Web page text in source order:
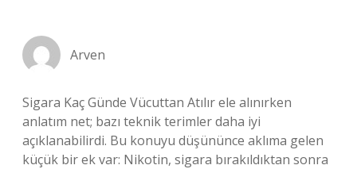
Arven
Sigara Kaç Günde Vücuttan Atılır ele alınırken
anlatım net; bazı teknik terimler daha iyi
açıklanabilirdi. Bu konuyu düşününce aklıma gelen
küçük bir ek var: Nikotin, sigara bırakıldıktan sonra